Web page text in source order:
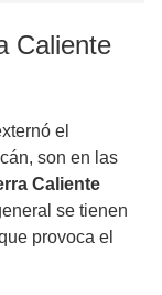
Caliente
el
son en las
Caliente
se tienen
provoca el